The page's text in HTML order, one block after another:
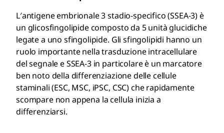
L′antigene embrionale 3 stadio-specifico (SSEA-3) è
un glicosfingolipide composto da 5 unità glucidiche
legate a uno sfingolipide. Gli sfingolipidi hanno un
ruolo importante nella trasduzione intracellulare
del segnale e SSEA-3 in particolare è un marcatore
ben noto della differenziazione delle cellule
staminali (ESC, MSC, iPSC, CSC) che rapidamente
scompare non appena la cellula inizia a
differenziarsi.